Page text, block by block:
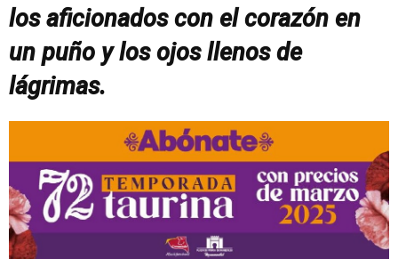
los aficionados con el corazón en
un puño y los ojos llenos de
lágrimas.